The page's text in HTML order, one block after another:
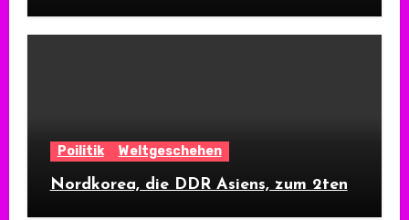
Poilitik Weltgeschehen
Nordkorea, die DDR Asiens, zum 2ten